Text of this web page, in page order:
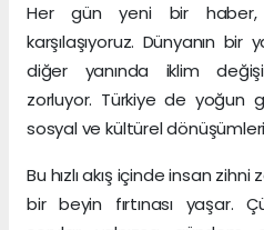
Her gün yeni bir haber,
karşılaşıyoruz. Dünyanın bir
diğer yanında iklim
zorluyor. Türkiye de yoğun
sosyal ve kültürel
Bu hızlı akış içinde insan
bir beyin fırtınası yaşar.